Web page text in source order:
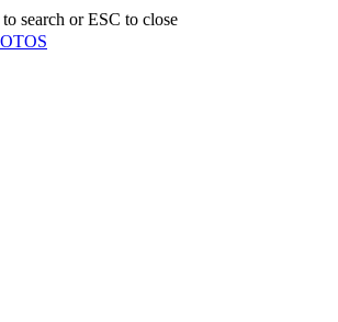
search or ESC to close